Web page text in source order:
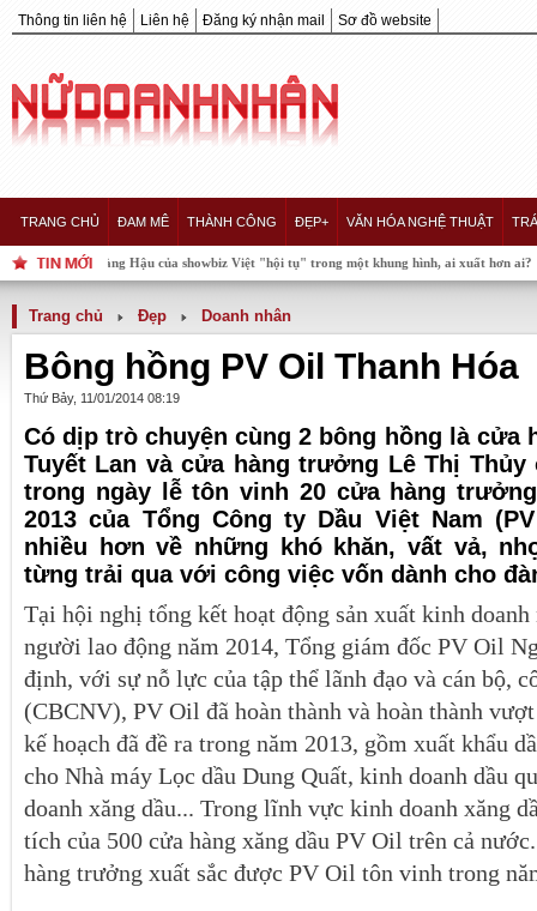
Thông tin liên hệ Liên hệ Đăng ký nhận mail Sơ đồ website
TRANG CHỦ ĐAM MÊ THÀNH CÔNG ĐẸP+ VĂN HÓA NGHỆ THUẬT
nàng Hậu của showbiz Việt "hội tụ" trong một khung hình, ai xuất hơn ai?
Trang chủ Đẹp Doanh nhân
Bông hồng PV Oil Thanh Hóa
Thứ Bảy, 11/01/2014 08:19
Có dịp trò chuyện cùng 2 bông hồng là cửa
Tuyết Lan và cửa hàng trưởng Lê Thị Thủy
trong ngày lễ tôn vinh 20 cửa hàng
2013 của Tổng Công ty Dầu Việt Nam
nhiều hơn về những khó khăn, vất vả,
từng trải qua với công việc vốn dành cho
Tại hội nghị tổng kết hoạt động sản xuất kinh
người lao động năm 2014, Tổng giám đốc PV Oil
định, với sự nỗ lực của tập thể lãnh đạo và cán bộ,
(CBCNV), PV Oil đã hoàn thành và hoàn thành
kế hoạch đã đề ra trong năm 2013, gồm xuất khẩu
cho Nhà máy Lọc dầu Dung Quất, kinh doanh dầu
doanh xăng dầu... Trong lĩnh vực kinh doanh xăng
tích của 500 cửa hàng xăng dầu PV Oil trên cả
hàng trưởng xuất sắc được PV Oil tôn vinh trong